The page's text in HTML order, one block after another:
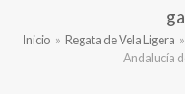
Inicio » Regata de Vela Ligera »
Andalucía